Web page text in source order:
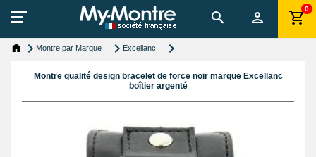
0
Montre par Marque Excellanc
Montre qualité design bracelet de force noir marque Excellanc
boîtier argenté